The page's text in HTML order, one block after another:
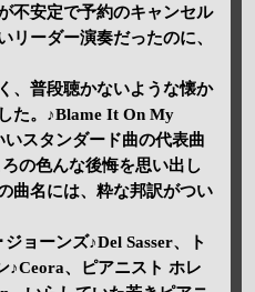
不安定で予約のキャンセル
リーダー演奏だったのに、
、普段聴かないような懐か
た。♪Blame It On My
スタンダード曲の代表曲
の色んな後悔を思い出し
曲名には、粋な邦訳がつい
ョーンズ♪Del Sasser、ト
♪Ceora、ピアニスト ホレ